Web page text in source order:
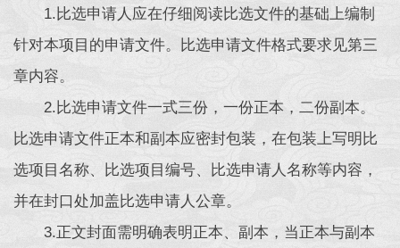
1.比选申请人应在仔细阅读比选文件的基础上编制
针对本项目的申请文件。比选申请文件格式要求见第三
章内容。
2.比选申请文件一式三份，一份正本，二份副本。
比选申请文件正本和副本应密封包装，在包装上写明比
选项目名称、比选项目编号、比选申请人名称等内容，
并在封口处加盖比选申请人公章。
3.正文封面需明确表明正本、副本，当正本与副本